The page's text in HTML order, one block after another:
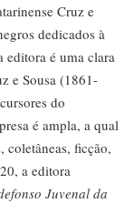
Cruz e
dedicados à
editora é uma clara
e Sousa (1861-
do
é ampla, a qual
coletâneas, ficção,
a editora
Juvenal da